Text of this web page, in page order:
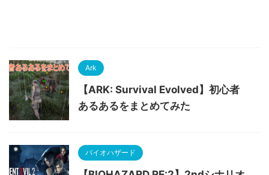
Ark
【ARK: Survival Evolved】初心者
あるあるをまとめてみた
バイオハザード